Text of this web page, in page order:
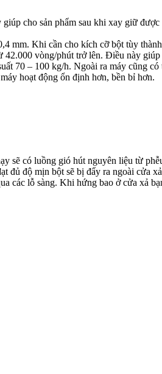
cho sản phẩm sau khi xay giữ
mm. Khi cần cho kích cỡ bột tùy
vòng/phút trở lên. Điều này
70 – 100 kg/h. Ngoài ra máy cũng
hoạt động ổn định hơn, bền bỉ hơn.
sẽ có luồng gió hút nguyên liệu từ
đủ độ mịn bột sẽ bị đẩy ra ngoài cửa
các lỗ sàng. Khi hứng bao ở cửa xả